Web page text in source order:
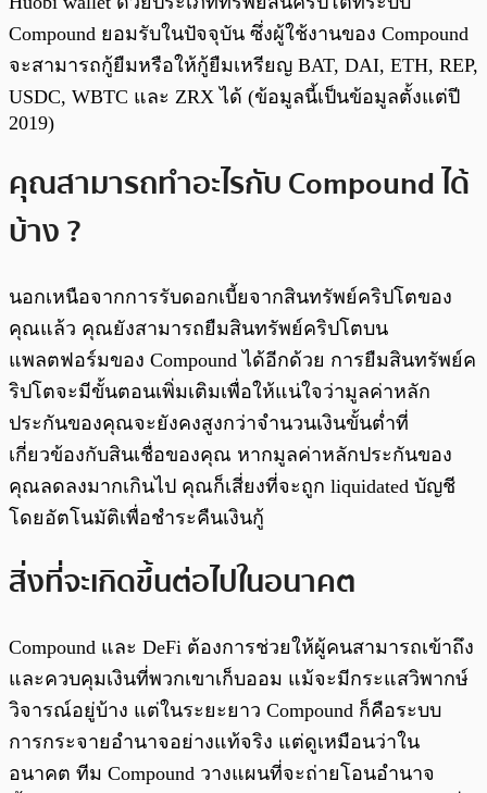
Compound ยอมรับในปัจจุบัน ซึ่งผู้ใช้งานของ Compound
จะสามารถกู้ยืมหรือให้กู้ยืมเหรียญ BAT, DAI, ETH, REP,
USDC, WBTC และ ZRX ได้ (ข้อมูลนี้เป็นข้อมูลตั้งแต่ปี
2019)
คุณสามารถทำอะไรกับ Compound ได้
บ้าง ?
นอกเหนือจากการรับดอกเบี้ยจากสินทรัพย์คริปโตของ
คุณแล้ว คุณยังสามารถยืมสินทรัพย์คริปโตบน
แพลตฟอร์มของ Compound ได้อีกด้วย การยืมสินทรัพย์ค
ริปโตจะมีขั้นตอนเพิ่มเติมเพื่อให้แน่ใจว่ามูลค่าหลัก
ประกันของคุณจะยังคงสูงกว่าจำนวนเงินขั้นต่ำที่
เกี่ยวข้องกับสินเชื่อของคุณ หากมูลค่าหลักประกันของ
คุณลดลงมากเกินไป คุณก็เสี่ยงที่จะถูก liquidated บัญชี
โดยอัตโนมัติเพื่อชำระคืนเงินกู้
สิ่งที่จะเกิดขึ้นต่อไปในอนาคต
Compound และ DeFi ต้องการช่วยให้ผู้คนสามารถเข้าถึง
และควบคุมเงินที่พวกเขาเก็บออม แม้จะมีกระแสวิพากษ์
วิจารณ์อยู่บ้าง แต่ในระยะยาว Compound ก็คือระบบ
การกระจายอำนาจอย่างแท้จริง แต่ดูเหมือนว่าใน
อนาคต ทีม Compound วางแผนที่จะถ่ายโอนอำนาจ